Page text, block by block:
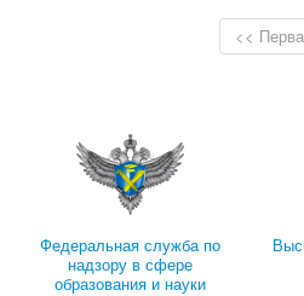
<<
Федеральная служба по
надзору в сфере
образования и науки